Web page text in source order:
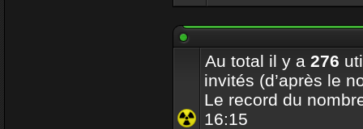
Au total il y a 276
invités (d’après le
Le record du
16:15